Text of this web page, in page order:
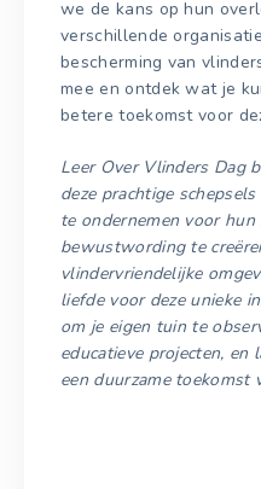
we de kans op hun
verschillende
bescherming van
mee en ontdek wat je
betere toekomst voor
Leer Over Vlinders Dag
deze prachtige
te ondernemen voor
bewustwording te
vlindervriendelijke
liefde voor deze unieke
om je eigen tuin te
educatieve projecten, en
een duurzame toekomst